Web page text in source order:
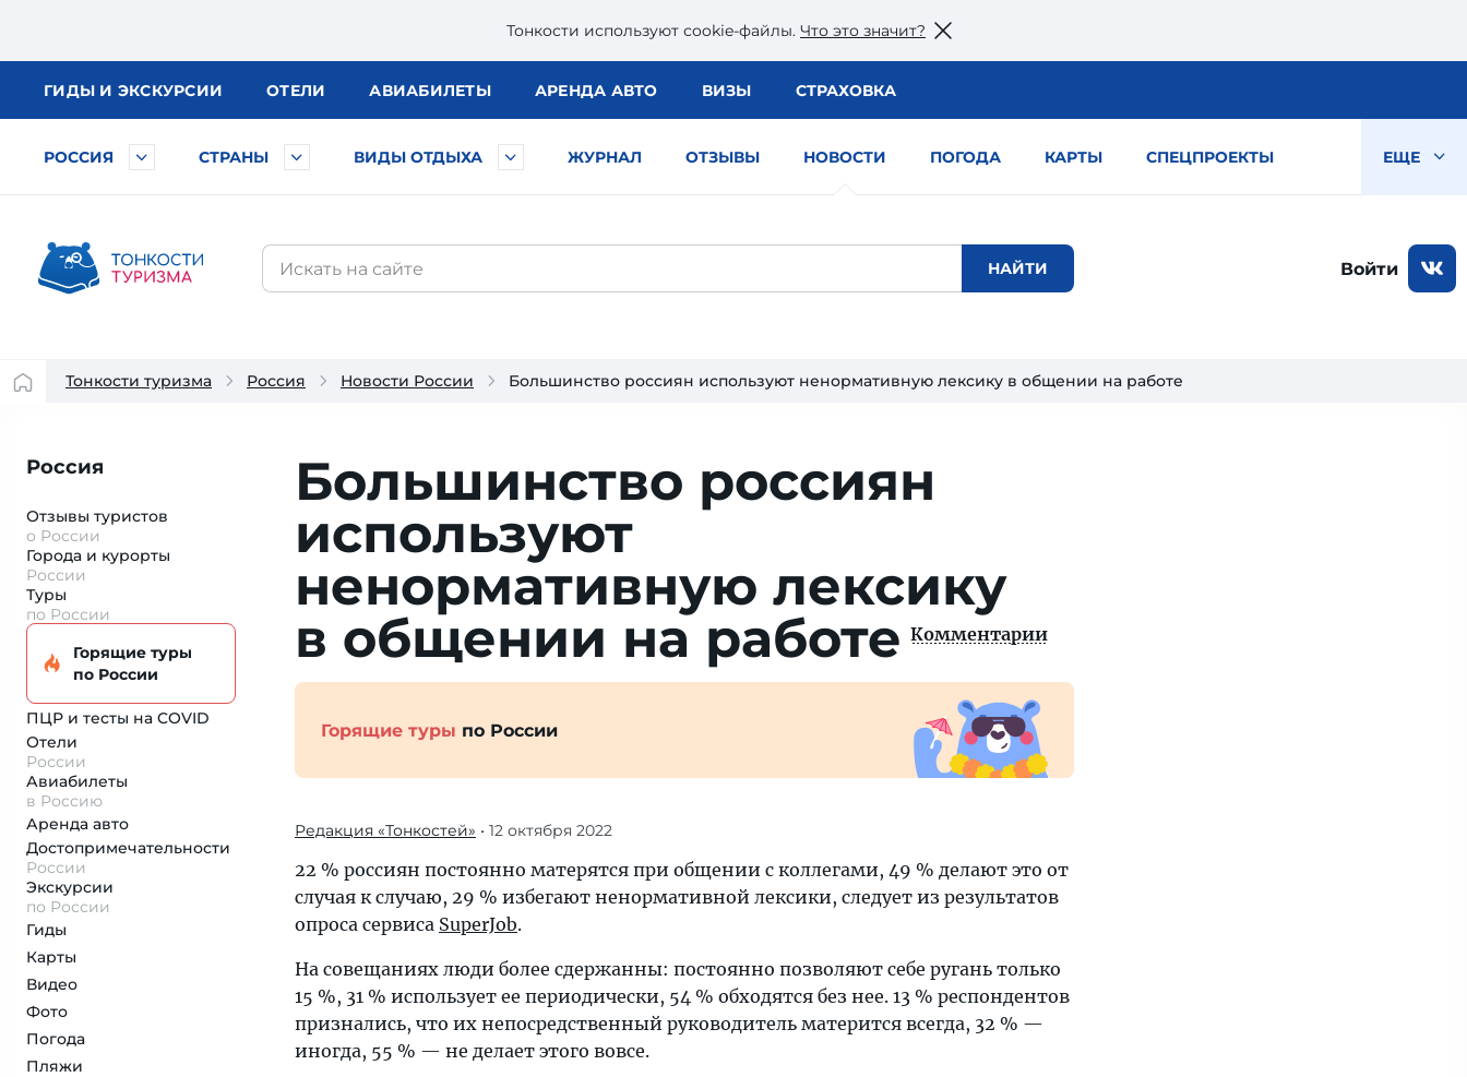
Тонкости используют сookie-файлы. Что это значит?
ГИДЫ И ЭКСКУРСИИ ОТЕЛИ АВИАБИЛЕТЫ АРЕНДА АВТО ВИЗЫ СТРАХОВКА
РОССИЯ СТРАНЫ ВИДЫ ОТДЫХА ЖУРНАЛ ОТЗЫВЫ НОВОСТИ ПОГОДА КАРТЫ СПЕЦПРОЕКТЫ ЕЩЕ
Войти
Тонкости туризма Россия Новости России Большинство россиян используют ненормативную лексику в общении на работе
Россия
Отзывы туристов
о России
Города и курорты
России
Туры
по России
Горящие туры
по России
ПЦР и тесты на COVID
Отели
России
Авиабилеты
в Россию
Аренда авто
Достопримеча­тельности
России
Экскурсии
по России
Гиды
Карты
Видео
Фото
Погода
Пляжи
Большинство россиян
используют
ненормативную лексику
в общении на работе Комментарии
Горящие туры по России
Редакция «Тонкостей» • 12 октября 2022
22 % россиян постоянно матерятся при общении с коллегами, 49 % делают это от
случая к случаю, 29 % избегают ненормативной лексики, следует из результатов
опроса сервиса SuperJob.
На совещаниях люди более сдержанны: постоянно позволяют себе ругань только
15 %, 31 % использует ее периодически, 54 % обходятся без нее. 13 % респондентов
признались, что их непосредственный руководитель матерится всегда, 32 % —
иногда, 55 % — не делает этого вовсе.